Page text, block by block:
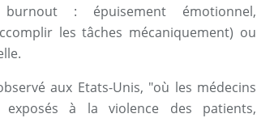
: épuisement émotionnel,
les tâches mécaniquement) ou
aux Etats-Unis, "où les médecins
à la violence des patients,